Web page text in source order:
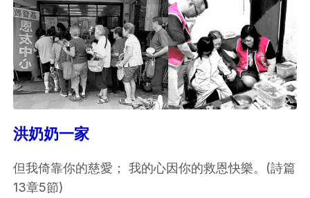
洪奶奶一家
但我倚靠你的慈愛； 我的心因你的救恩快樂。(詩篇
13章5節)